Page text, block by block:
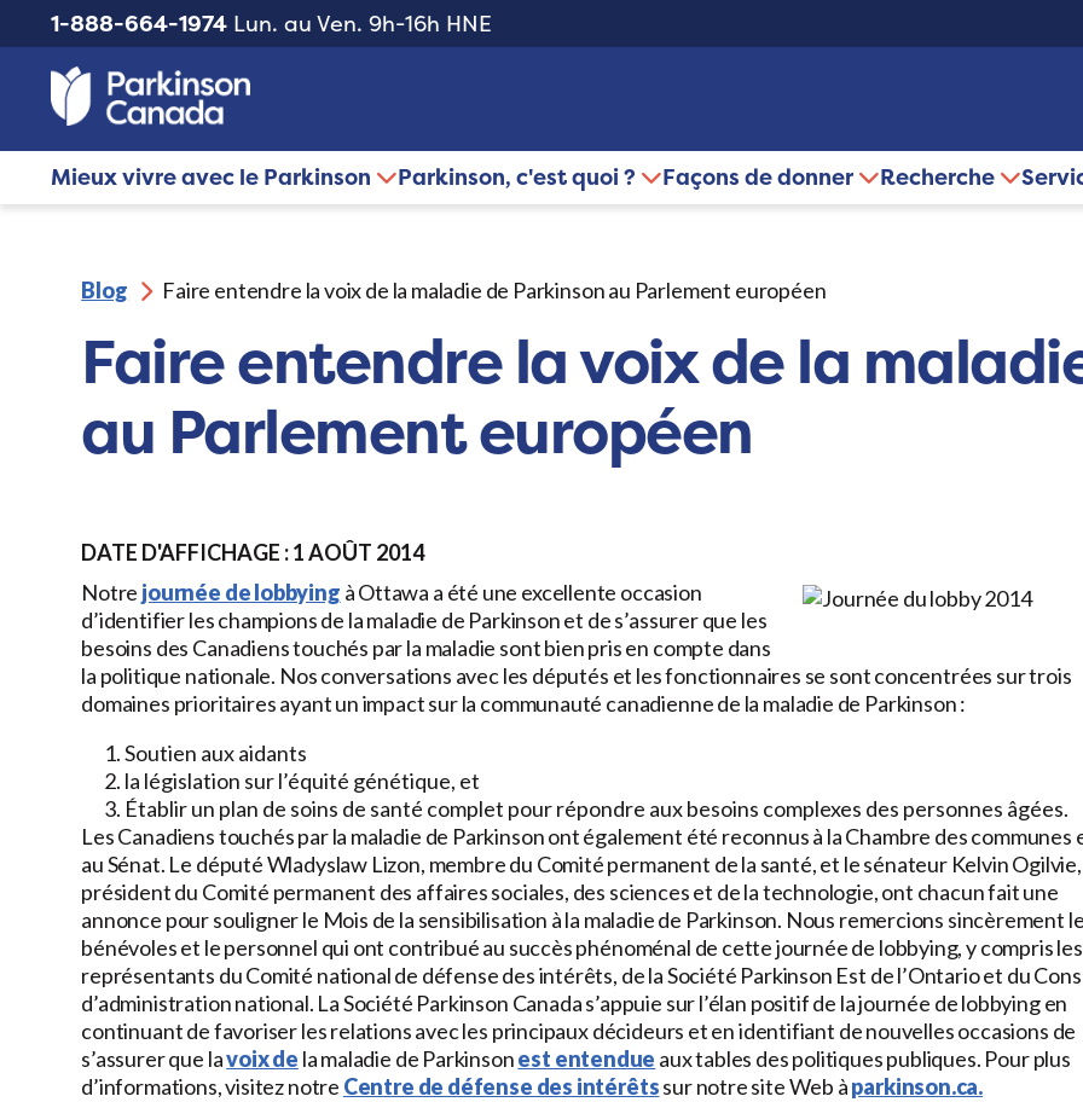
1-888-664-1974 Lun. au Ven. 9h-16h HNE
Mieux vivre avec le Parkinson Parkinson, c'est quoi ? Façons de donner Recherche
Blog Faire entendre la voix de la maladie de Parkinson au Parlement européen
Faire entendre la voix de la
au Parlement européen
DATE D'AFFICHAGE : 1 AOÛT 2014
Notre journée de lobbying à Ottawa a été une excellente occasion
d’identifier les champions de la maladie de Parkinson et de s’assurer que les
besoins des Canadiens touchés par la maladie sont bien pris en compte dans
la politique nationale. Nos conversations avec les députés et les fonctionnaires se sont concentrées sur trois
domaines prioritaires ayant un impact sur la communauté canadienne de la maladie de Parkinson :
Soutien aux aidants
la législation sur l’équité génétique, et
Établir un plan de soins de santé complet pour répondre aux besoins complexes des personnes âgées.
Les Canadiens touchés par la maladie de Parkinson ont également été reconnus à la Chambre des communes
au Sénat. Le député Wladyslaw Lizon, membre du Comité permanent de la santé, et le sénateur Kelvin Ogilvie,
président du Comité permanent des affaires sociales, des sciences et de la technologie, ont chacun fait une
annonce pour souligner le Mois de la sensibilisation à la maladie de Parkinson. Nous remercions sincèrement
bénévoles et le personnel qui ont contribué au succès phénoménal de cette journée de lobbying, y compris les
représentants du Comité national de défense des intérêts, de la Société Parkinson Est de l’Ontario et du
d’administration national. La Société Parkinson Canada s’appuie sur l’élan positif de la journée de lobbying en
continuant de favoriser les relations avec les principaux décideurs et en identifiant de nouvelles occasions de
s’assurer que lavoix de la maladie de Parkinsonest entendue aux tables des politiques publiques. Pour plus
d’informations, visitez notre Centre de défense des intérêtssur notre site Web àparkinson.ca.